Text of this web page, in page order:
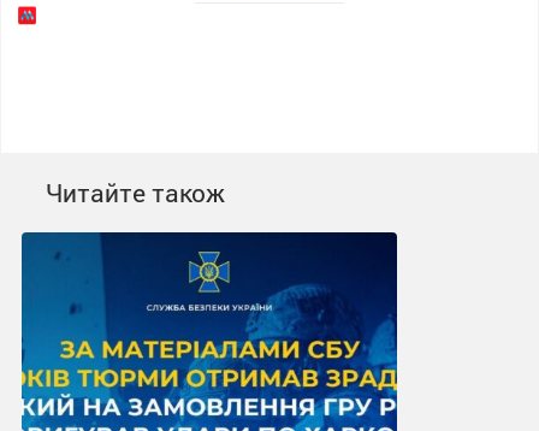
Читайте також